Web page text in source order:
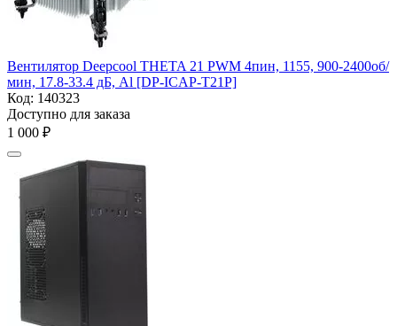
Вентилятор Deepcool THETA 21 PWM 4пин, 1155, 900-2400об/
мин, 17.8-33.4 дБ, Al [DP-ICAP-T21P]
Код: 140323
Доступно для заказа
1 000 ₽